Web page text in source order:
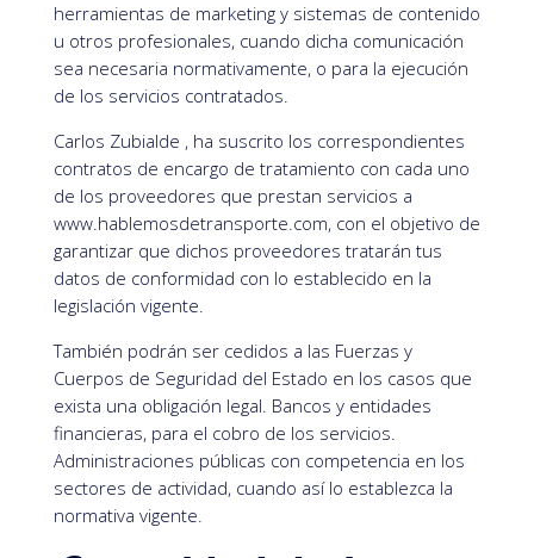
herramientas de marketing y sistemas de contenido
u otros profesionales, cuando dicha comunicación
sea necesaria normativamente, o para la ejecución
de los servicios contratados.
Carlos Zubialde , ha suscrito los correspondientes
contratos de encargo de tratamiento con cada uno
de los proveedores que prestan servicios a
www.hablemosdetransporte.com, con el objetivo de
garantizar que dichos proveedores tratarán tus
datos de conformidad con lo establecido en la
legislación vigente.
También podrán ser cedidos a las Fuerzas y
Cuerpos de Seguridad del Estado en los casos que
exista una obligación legal. Bancos y entidades
financieras, para el cobro de los servicios.
Administraciones públicas con competencia en los
sectores de actividad, cuando así lo establezca la
normativa vigente.